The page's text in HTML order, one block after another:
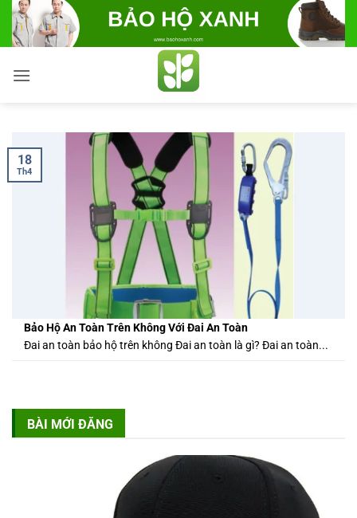
Bỏ
qua
nội
dung
Bảo Hộ An Toàn Trên Không Với Đai An Toàn
Đai an toàn bảo hộ trên không Đai an toàn là gì? Đai an toàn...
18
Th4
BÀI MỚI ĐĂNG